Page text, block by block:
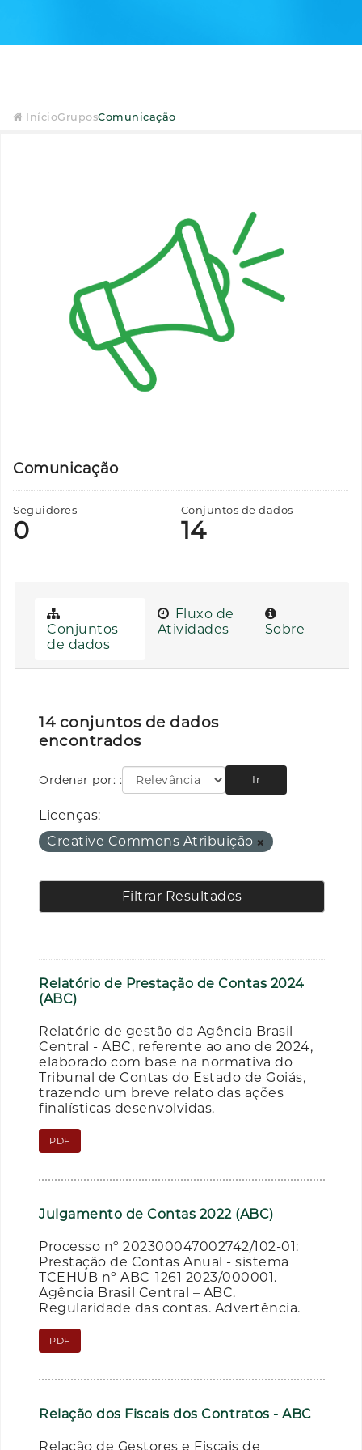
InícioGruposComunicação
Comunicação
Seguidores
0
Conjuntos de dados
14
Conjuntos
de dados
Fluxo de
Atividades
Sobre
14 conjuntos de dados
encontrados
Ordenar por: Ir
Licenças:
Creative Commons Atribuição
Filtrar Resultados
Relatório de Prestação de Contas 2024
(ABC)
Relatório de gestão da Agência Brasil
Central - ABC, referente ao ano de 2024,
elaborado com base na normativa do
Tribunal de Contas do Estado de Goiás,
trazendo um breve relato das ações
finalísticas desenvolvidas.
PDF
Julgamento de Contas 2022 (ABC)
Processo nº 202300047002742/102-01:
Prestação de Contas Anual - sistema
TCEHUB nº ABC-1261 2023/000001.
Agência Brasil Central – ABC.
Regularidade das contas. Advertência.
PDF
Relação dos Fiscais dos Contratos - ABC
Relação de Gestores e Fiscais de